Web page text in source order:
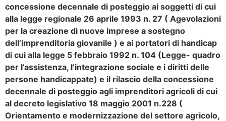
concessione decennale di posteggio ai soggetti di cui
alla legge regionale 26 aprile 1993 n. 27 ( Agevolazioni
per la creazione di nuove imprese a sostegno
dell’imprenditoria giovanile ) e ai portatori di handicap
di cui alla legge 5 febbraio 1992 n. 104 (Legge- quadro
per l’assistenza, l’integrazione sociale e i diritti delle
persone handicappate) e il rilascio della concessione
decennale di posteggio agli imprenditori agricoli di cui
al decreto legislativo 18 maggio 2001 n.228 (
Orientamento e modernizzazione del settore agricolo,